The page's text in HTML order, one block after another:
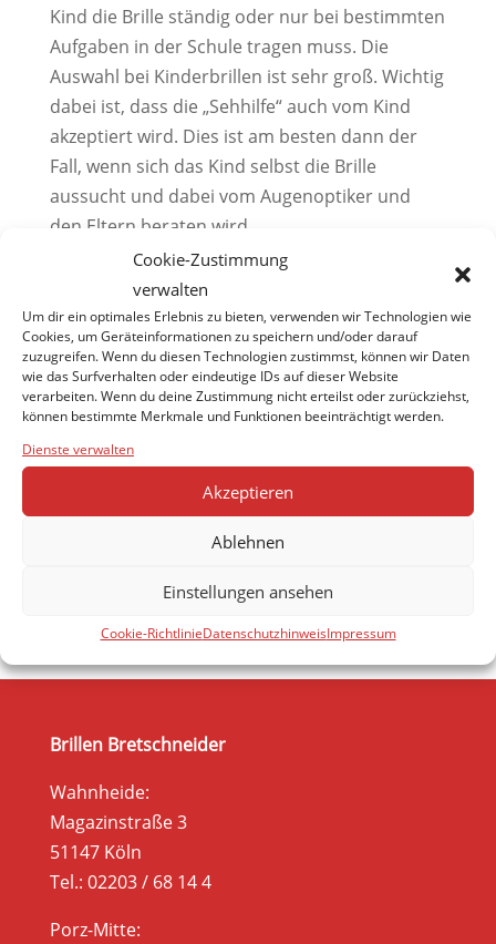
Cookie-Zustimmung
verwalten
Um dir ein optimales Erlebnis zu bieten, verwenden wir Technologien wie
Cookies, um Geräteinformationen zu speichern und/oder darauf
zuzugreifen. Wenn du diesen Technologien zustimmst, können wir Daten
wie das Surfverhalten oder eindeutige IDs auf dieser Website
verarbeiten. Wenn du deine Zustimmung nicht erteilst oder zurückziehst,
können bestimmte Merkmale und Funktionen beeinträchtigt werden.
Dienste verwalten
Akzeptieren
Ablehnen
Einstellungen ansehen
Cookie-RichtlinieDatenschutzhinweisImpressum
Kind die Brille ständig oder nur bei bestimmten
Aufgaben in der Schule tragen muss. Die
Auswahl bei Kinderbrillen ist sehr groß. Wichtig
dabei ist, dass die „Sehhilfe“ auch vom Kind
akzeptiert wird. Dies ist am besten dann der
Fall, wenn sich das Kind selbst die Brille
aussucht und dabei vom Augenoptiker und
den Eltern beraten wird.
Eine andere Alternative sind Kontaktlinsen.
Kinder im Schulalter können durchaus mit
Kontaktlinsen umgehen. Wichtig ist die
disziplinierte Pflege. Kontaktlinsen sind dann
angezeigt, wenn die Brille auch beim Sport
getragen werden müsste und/oder wenn das
Kind starke Vorbehalte gegenüber einer Brille
Brillen Bretschneider
Wahnheide:
Magazinstraße 3
51147 Köln
Tel.: 02203 / 68 14 4
Porz-Mitte: